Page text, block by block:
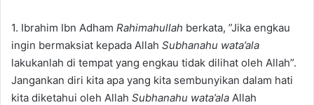
1. Ibrahim Ibn Adham Rahimahullah berkata, ”Jika engkau
ingin bermaksiat kepada Allah Subhanahu wata’ala
lakukanlah di tempat yang engkau tidak dilihat oleh Allah”.
Jangankan diri kita apa yang kita sembunyikan dalam hati
kita diketahui oleh Allah Subhanahu wata’ala Allah